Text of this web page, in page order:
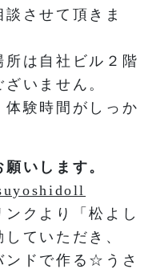
させて頂きま
は自社ビル２階
いません。
験時間がしっか
いします。
クより「松よし
ていただき、
ンドで作る☆うさ